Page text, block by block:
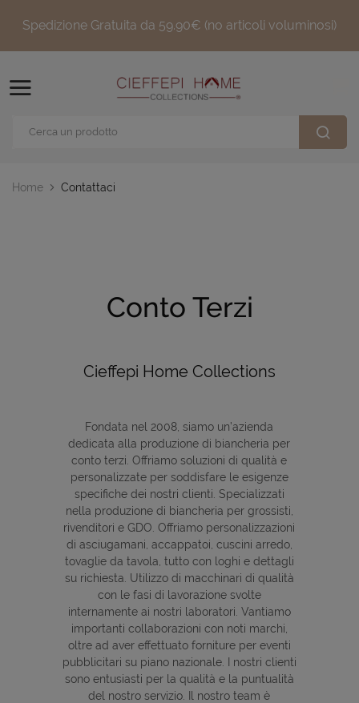
Spedizione Gratuita da 59.90€ (no articoli voluminosi)
Home Contattaci
Conto Terzi
Cieffepi Home Collections
Fondata nel 2008, siamo un’azienda
dedicata alla produzione di biancheria per
conto terzi. Offriamo soluzioni di qualità e
personalizzate per soddisfare le esigenze
specifiche dei nostri clienti. Specializzati
nella produzione di biancheria per grossisti,
rivenditori e GDO. Offriamo personalizzazioni
di asciugamani, accappatoi, cuscini arredo,
tovaglie da tavola, tutto con loghi e dettagli
su richiesta. Utilizzo di macchinari di qualità
con le fasi di lavorazione svolte
internamente ai nostri laboratori. Vantiamo
importanti collaborazioni con noti marchi,
oltre ad aver effettuato forniture per eventi
pubblicitari su piano nazionale. I nostri clienti
sono entusiasti per la qualità e la puntualità
del nostro servizio. Il nostro team è